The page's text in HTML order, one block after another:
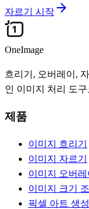
자르기 시작
OneImage
흐리기, 오버레이,
인 이미지 처리 도
제품
이미지 흐리기
이미지 자르기
이미지 오버레
이미지 크기
픽셀 아트 생성